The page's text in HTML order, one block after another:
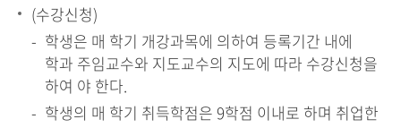
(수강신청)
학생은 매 학기 개강과목에 의하여 등록기간 내에
학과 주임교수와 지도교수의 지도에 따라 수강신청을
하여 야 한다.
학생의 매 학기 취득학점은 9학점 이내로 하며 취업한